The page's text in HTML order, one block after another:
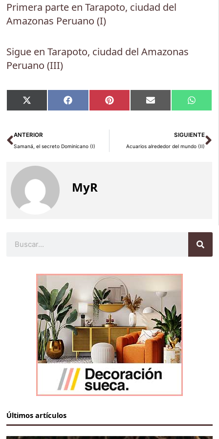
Primera parte en Tarapoto, ciudad del
Amazonas Peruano (I)
Sigue en Tarapoto, ciudad del Amazonas
Peruano (III)
Compartir
en
X
(Twitter)
Compartir
en
Facebook Compartir
en
Pinterest Compartir
en
Email
en
Ant
ANTERIOR
Samaná, el secreto Dominicano (I)
SIGUIENTE
Acuarios alrededor del mundo (II)
MyR
Últimos artículos